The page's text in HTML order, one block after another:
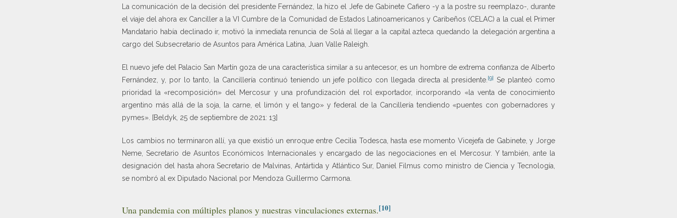
La comunicación de la decisión del presidente Fernández, la hizo el Jefe de Gabinete Cafiero -y a la postre su reemplazo-, durante
el viaje del ahora ex Canciller a la VI Cumbre de la Comunidad de Estados Latinoamericanos y Caribeños (CELAC) a la cual el Primer
Mandatario había declinado ir, motivó la inmediata renuncia de Solá al llegar a la capital azteca quedando la delegación argentina a
cargo del Subsecretario de Asuntos para América Latina, Juan Valle Raleigh.
El nuevo jefe del Palacio San Martín goza de una característica similar a su antecesor, es un hombre de extrema confianza de Alberto
Fernández, y, por lo tanto, la Cancillería continuó teniendo un jefe político con llegada directa al presidente.[9] Se planteó como
prioridad la «recomposición» del Mercosur y una profundización del rol exportador, incorporando «la venta de conocimiento
argentino más allá de la soja, la carne, el limón y el tango» y federal de la Cancillería tendiendo «puentes con gobernadores y
pymes». [Beldyk, 25 de septiembre de 2021: 13]
Los cambios no terminaron allí, ya que existió un enroque entre Cecilia Todesca, hasta ese momento Vicejefa de Gabinete, y Jorge
Neme, Secretario de Asuntos Económicos Internacionales y encargado de las negociaciones en el Mercosur. Y también, ante la
designación del hasta ahora Secretario de Malvinas, Antártida y Atlántico Sur, Daniel Filmus como ministro de Ciencia y Tecnología,
se nombró al ex Diputado Nacional por Mendoza Guillermo Carmona.
Una pandemia con múltiples planos y nuestras vinculaciones externas.[10]